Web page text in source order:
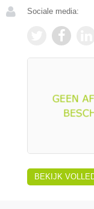
Sociale media:
BEKIJK